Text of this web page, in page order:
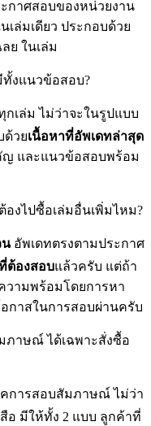
กาศสอบของหน่วยงาน
ล่มเดียว ประกอบด้วย
ย ในเล่ม
ทั้งแนวข้อสอบ?
เล่ม ไม่ว่าจะในรูปแบบ
ด้วยเนื้อหาที่อัพเดทล่าสุด
ญ และแนวข้อสอบพร้อม
งไปซื้อเล่มอื่นเพิ่มไหม?
นอัพเดทตรงตามประกาศ
ต้องสอบแล้วครับ แต่ถ้า
วามพร้อมโดยการหา
กาสในการสอบผ่านครับ
ภาษณ์ ได้เฉพาะสั่งซื้อ
คการสอบสัมภาษณ์ ไม่ว่า
อ มีให้ทั้ง 2 แบบ ลูกค้าที่